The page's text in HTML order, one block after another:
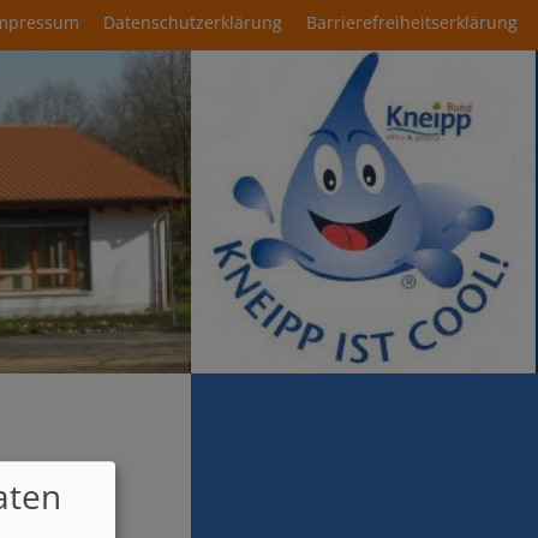
Datenschutzerklärung Barrierefreiheitserklärung